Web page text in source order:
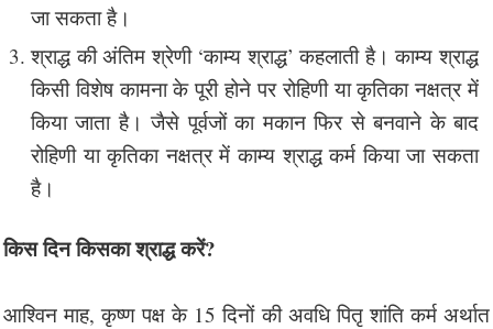
जा सकता है।
श्राद्ध की अंतिम श्रेणी ‘काम्य श्राद्ध’ कहलाती है। काम्य श्राद्ध
किसी विशेष कामना के पूरी होने पर रोहिणी या कृतिका नक्षत्र में
किया जाता है। जैसे पूर्वजों का मकान फिर से बनवाने के बाद
रोहिणी या कृतिका नक्षत्र में काम्य श्राद्ध कर्म किया जा सकता
है।
किस दिन किसका श्राद्ध करें?
आश्विन माह, कृष्ण पक्ष के 15 दिनों की अवधि पितृ शांति कर्म अर्थात